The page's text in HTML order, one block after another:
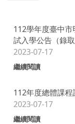
112學年度臺中
試入學公告（錄取
2023-07-17
繼續閱讀
112年度總體課程
2023-07-17
繼續閱讀